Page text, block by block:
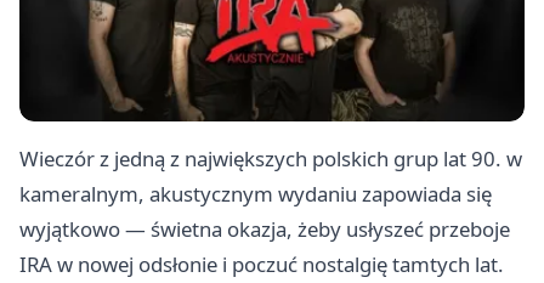
Wieczór z jedną z największych polskich grup lat 90. w
kameralnym, akustycznym wydaniu zapowiada się
wyjątkowo — świetna okazja, żeby usłyszeć przeboje
IRA w nowej odsłonie i poczuć nostalgię tamtych lat.